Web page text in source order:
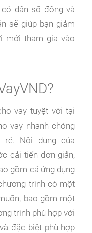
dân số đông và
sẽ giúp bạn giảm
mới tham gia vào
vay tuyệt vời tại
vay nhanh chóng
rẻ. Nội dung của
cải tiến đơn giản,
gồm cả ứng dụng
trình có một
bao gồm một
trình phù hợp với
đặc biệt phù hợp